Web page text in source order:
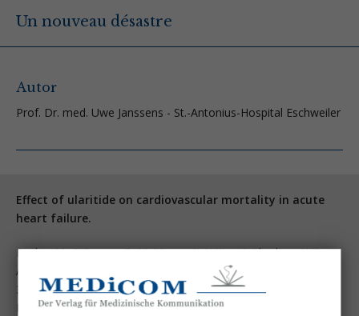
Un nouveau désastre
Autor
Prof. Dr. med. Uwe Janssens - St.-Antonius-Hospital Eschweiler
Effect of ularitide on cardiovascular mortality in acute
heart failure.
Packer M, O‘Connor C, McMurray JJ, Wittes J, Abraham WT,
Anker SD, Dickstein K, N Engl J Med 2017;
376:1956-1964
Filippatos G, et al.